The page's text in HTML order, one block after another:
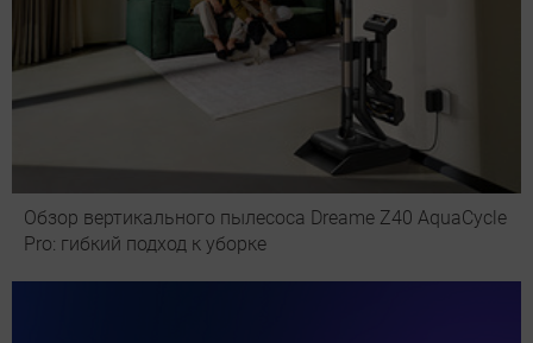
Обзор вертикального пылесоса Dreame Z40 AquaCycle
Pro: гибкий подход к уборке